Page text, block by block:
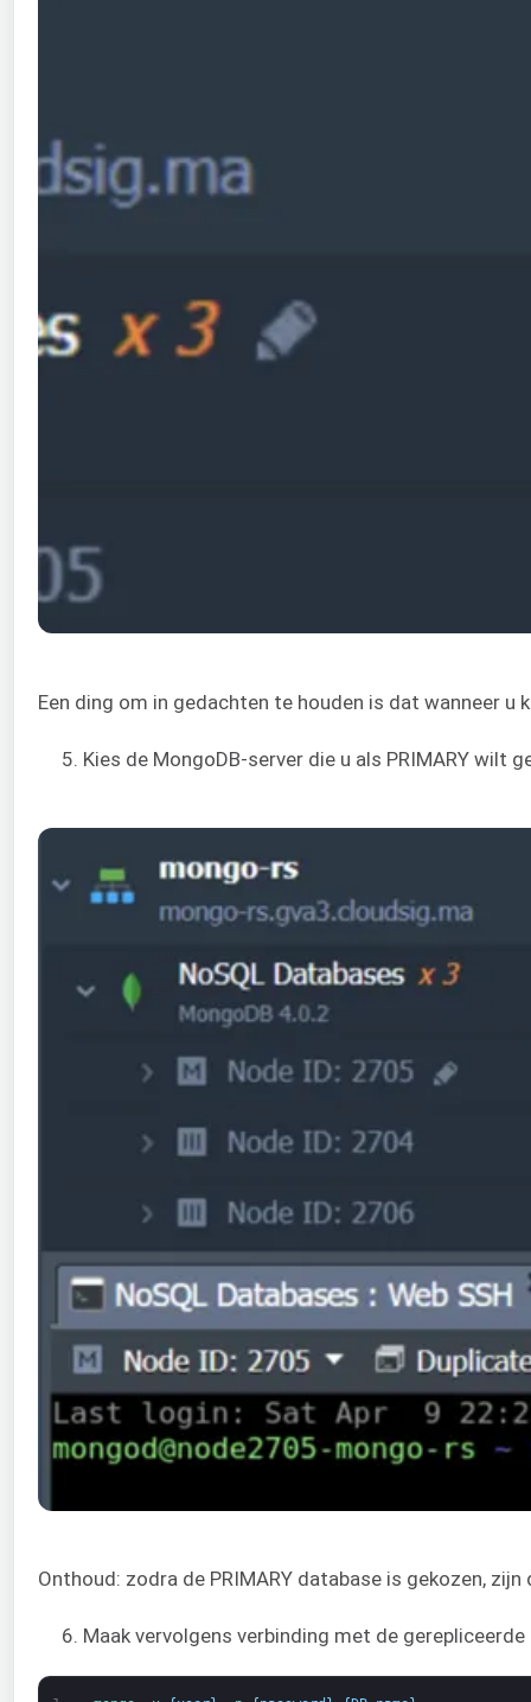
Een ding om in gedachten te houden is dat wanneer
5. Kies de MongoDB-server die u als PRIMARY wilt
Onthoud: zodra de PRIMARY database is gekozen,
6. Maak vervolgens verbinding met de